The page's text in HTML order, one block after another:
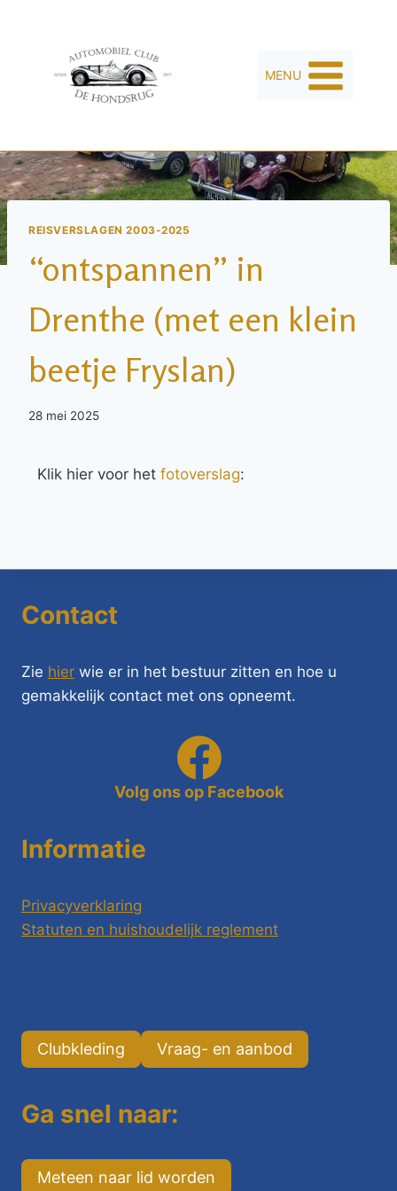
MENU
REISVERSLAGEN 2003-2025
“ontspannen” in
Drenthe (met een klein
beetje Fryslan)
28 mei 2025
Klik hier voor het fotoverslag:
Contact
Zie hier wie er in het bestuur zitten en hoe u
gemakkelijk contact met ons opneemt.
Volg ons op Facebook
Informatie
Privacyverklaring
Statuten en huishoudelijk reglement
Clubkleding Vraag- en aanbod
Ga snel naar:
Meteen naar lid worden